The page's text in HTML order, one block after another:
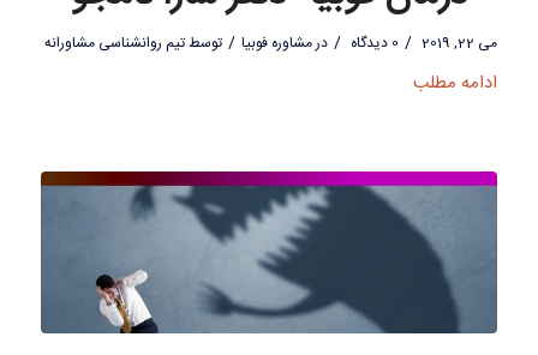
می 22, 2019 / 0 دیدگاه / درمشاوره فوبیا / توسطتیم روانشناسی مشاورانه
ادامه مطلب